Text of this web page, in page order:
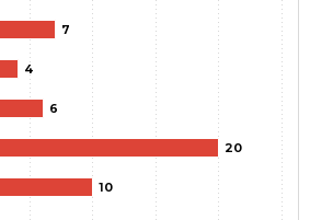
7
4
6
20
10